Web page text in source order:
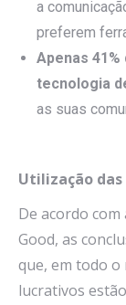
a
preferem
Apenas
tecnologia
as suas
Utilização
De acordo
Good, as
que, em todo o
lucrativos